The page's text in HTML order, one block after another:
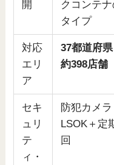
開
クコンテ
タイプ
対応
エリ
ア
37都道府県
約398店舗
セキ
ュリ
テ
ィ・
防犯カメ
LSOK＋定
回